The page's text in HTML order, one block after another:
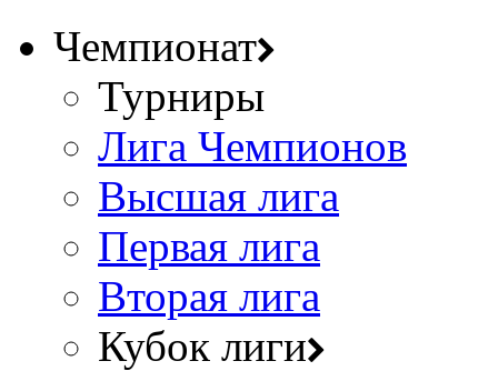
Чемпионат
Турниры
Лига Чемпионов
Высшая лига
Первая лига
Вторая лига
Кубок лиги